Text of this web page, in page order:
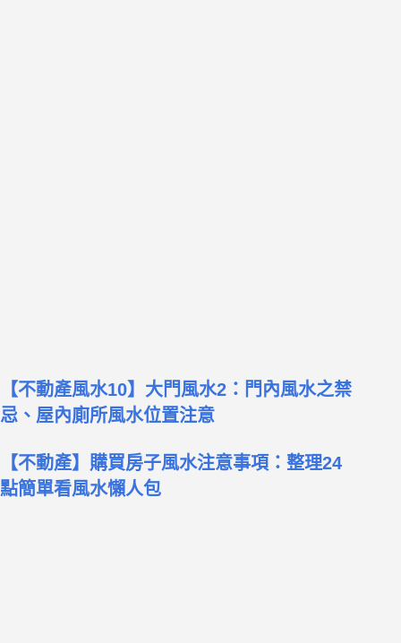
【不動產風水10】大門風水2：門內風水之禁
忌、屋內廁所風水位置注意
【不動產】購買房子風水注意事項：整理24
點簡單看風水懶人包